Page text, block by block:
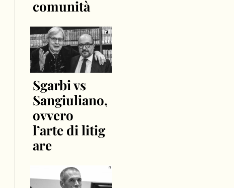
comunità
Sgarbi vs
Sangiuliano,
ovvero
l’arte di litig
are